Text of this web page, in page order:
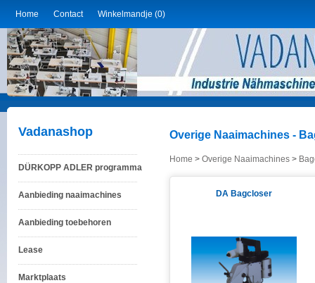
Home Contact Winkelmandje (0)
Vadanashop
DÜRKOPP ADLER programma
Aanbieding naaimachines
Aanbieding toebehoren
Lease
Marktplaats
Overige Naaimachines -
Home > Overige Naaimachines >
DA Bagcloser